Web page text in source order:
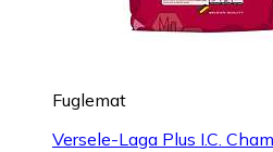
Fuglemat
Versele-Laga Plus I.C.